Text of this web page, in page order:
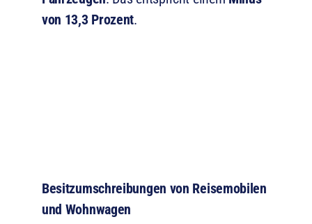
von 13,3 Prozent.
Besitzumschreibungen von Reisemobilen
und Wohnwagen